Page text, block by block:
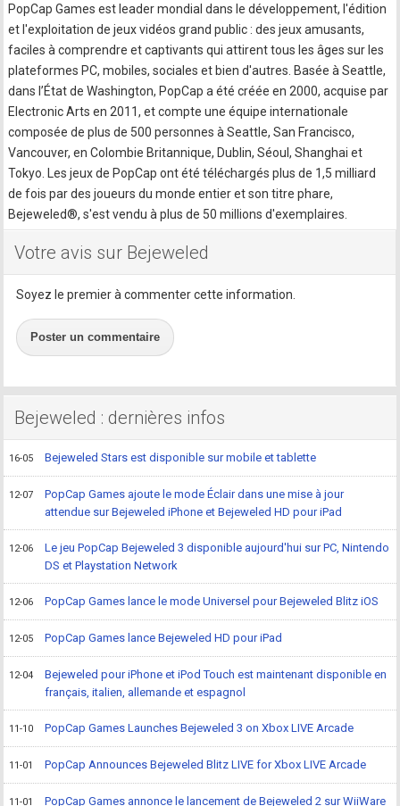
PopCap Games est leader mondial dans le développement, l'édition
et l'exploitation de jeux vidéos grand public : des jeux amusants,
faciles à comprendre et captivants qui attirent tous les âges sur les
plateformes PC, mobiles, sociales et bien d'autres. Basée à Seattle,
dans l’État de Washington, PopCap a été créée en 2000, acquise par
Electronic Arts en 2011, et compte une équipe internationale
composée de plus de 500 personnes à Seattle, San Francisco,
Vancouver, en Colombie Britannique, Dublin, Séoul, Shanghai et
Tokyo. Les jeux de PopCap ont été téléchargés plus de 1,5 milliard
de fois par des joueurs du monde entier et son titre phare,
Bejeweled®, s'est vendu à plus de 50 millions d'exemplaires.
Votre avis sur Bejeweled
Soyez le premier à commenter cette information.
Poster un commentaire
Bejeweled : dernières infos
16-05 Bejeweled Stars est disponible sur mobile et tablette
12-07
PopCap Games ajoute le mode Éclair dans une mise à jour
attendue sur Bejeweled iPhone et Bejeweled HD pour iPad
12-06
Le jeu PopCap Bejeweled 3 disponible aujourd'hui sur PC, Nintendo
DS et Playstation Network
12-06 PopCap Games lance le mode Universel pour Bejeweled Blitz iOS
12-05 PopCap Games lance Bejeweled HD pour iPad
12-04
Bejeweled pour iPhone et iPod Touch est maintenant disponible en
français, italien, allemande et espagnol
11-10 PopCap Games Launches Bejeweled 3 on Xbox LIVE Arcade
11-01 PopCap Announces Bejeweled Blitz LIVE for Xbox LIVE Arcade
11-01 PopCap Games annonce le lancement de Bejeweled 2 sur WiiWare